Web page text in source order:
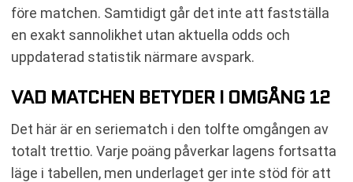
före matchen. Samtidigt går det inte att fastställa
en exakt sannolikhet utan aktuella odds och
uppdaterad statistik närmare avspark.
VAD MATCHEN BETYDER I OMGÅNG 12
Det här är en seriematch i den tolfte omgången av
totalt trettio. Varje poäng påverkar lagens fortsatta
läge i tabellen, men underlaget ger inte stöd för att